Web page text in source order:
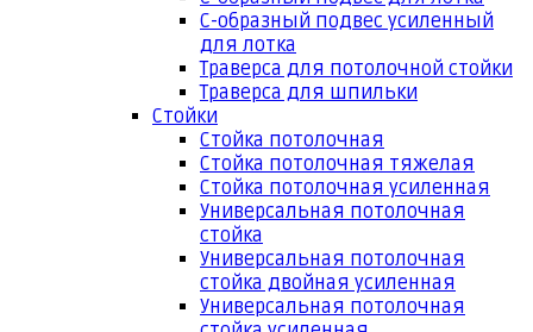
С-образный подвес усиленный
для лотка
Траверса для потолочной стойки
Траверса для шпильки
Стойки
Стойка потолочная
Стойка потолочная тяжелая
Стойка потолочная усиленная
Универсальная потолочная
стойка
Универсальная потолочная
стойка двойная усиленная
Универсальная потолочная